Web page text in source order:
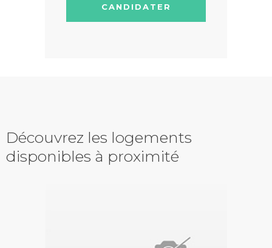
CANDIDATER
Découvrez les logements
disponibles à proximité